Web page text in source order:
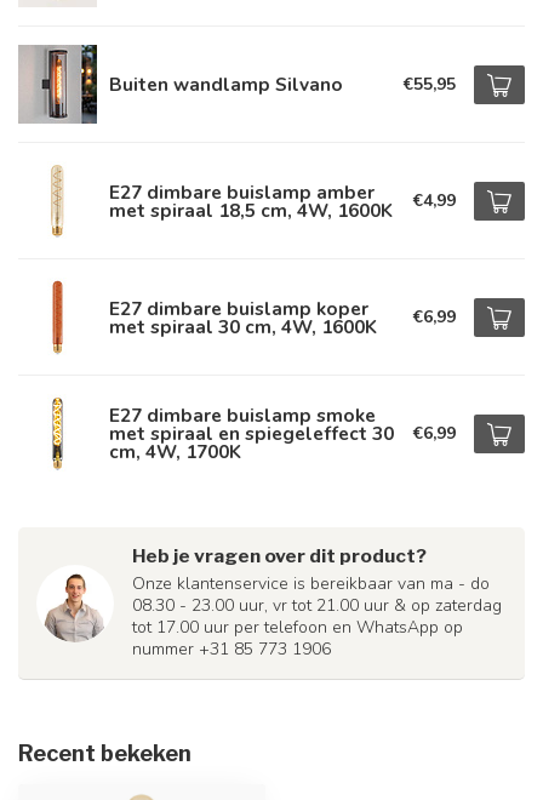
Buiten wandlamp Silvano €55,95
E27 dimbare buislamp amber
met spiraal 18,5 cm, 4W, 1600K €4,99
E27 dimbare buislamp koper
met spiraal 30 cm, 4W, 1600K €6,99
E27 dimbare buislamp smoke
met spiraal en spiegeleffect 30
cm, 4W, 1700K
€6,99
Heb je vragen over dit product?
Onze klantenservice is bereikbaar van ma - do
08.30 - 23.00 uur, vr tot 21.00 uur & op zaterdag
tot 17.00 uur per telefoon en WhatsApp op
nummer +31 85 773 1906
Recent bekeken